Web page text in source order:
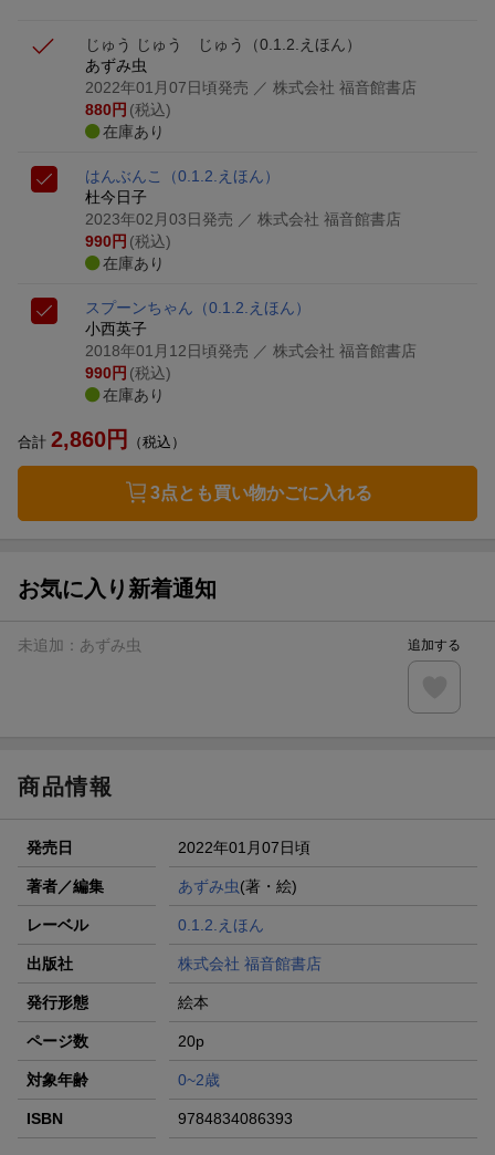
じゅう じゅう じゅう
（0.1.2.えほん）
あずみ虫
2022年01月07日頃発売 ／ 株式会社 福音館書店
880円 (税込)
在庫あり
はんぶんこ
（0.1.2.えほん）
杜今日子
2023年02月03日発売 ／ 株式会社 福音館書店
990円 (税込)
在庫あり
スプーンちゃん （0.1.2.えほん）
小西英子
2018年01月12日頃発売 ／ 株式会社 福音館書店
990円 (税込)
在庫あり
合計 2,860円 （税込）
3点とも買い物かごに入れる
お気に入り新着通知
未追加： あずみ虫 追加する
商品情報
発売日 2022年01月07日頃
著者／編集 あずみ虫(著・絵)
レーベル 0.1.2.えほん
出版社 株式会社 福音館書店
発行形態 絵本
ページ数 20p
対象年齢 0~2歳
ISBN 9784834086393